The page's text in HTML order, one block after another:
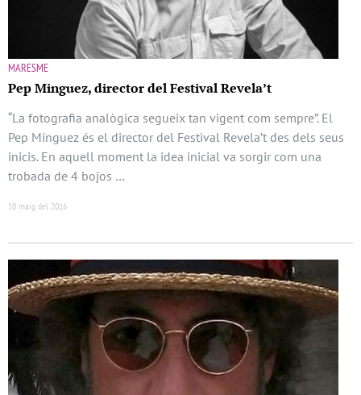
MARESME
Pep Minguez, director del Festival Revela’t
“La fotografia analògica segueix tan vigent com sempre”. El
Pep Mínguez és el director del Festival Revela’t des dels seus
inicis. En aquell moment la idea inicial va sorgir com una
trobada de 4 bojos …
10 maig del 2016